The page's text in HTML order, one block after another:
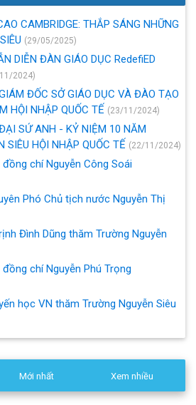
CAMBRIDGE: THẮP SÁNG NHỮNG
(29/05/2025)
DIỄN ĐÀN GIÁO DỤC RedefiED
2024)
ĐỐC SỞ GIÁO DỤC VÀ ĐÀO TẠO
HỘI NHẬP QUỐC TẾ (23/11/2024)
SỨ ANH - KỶ NIỆM 10 NĂM
SIÊU HỘI NHẬP QUỐC TẾ (22/11/2024)
đồng chí Nguyễn Công Soái
Phó Chủ tịch nước Nguyễn Thị
Đình Dũng thăm Trường Nguyễn
chí Nguyễn Phú Trọng
học VN thăm Trường Nguyễn Siêu
Mới nhất Xem nhiều